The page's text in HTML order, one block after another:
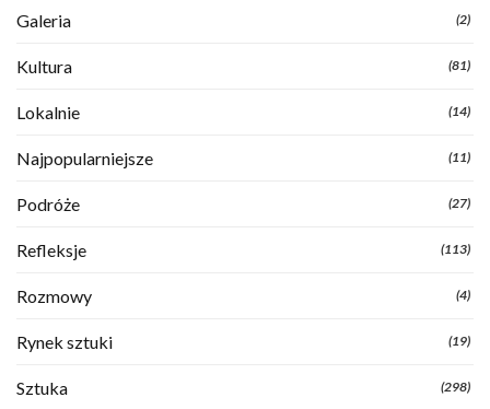
Galeria (2)
Kultura (81)
Lokalnie (14)
Najpopularniejsze (11)
Podróże (27)
Refleksje (113)
Rozmowy (4)
Rynek sztuki (19)
Sztuka (298)